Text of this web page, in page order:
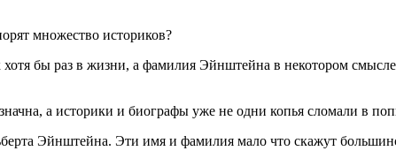
множество историков?
бы раз в жизни, а фамилия Эйнштейна в некотором
а историки и биографы уже не одни копья сломали в
Эйнштейна. Эти имя и фамилия мало что скажут